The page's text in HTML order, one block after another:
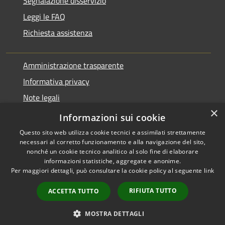
Leggi le FAQ
Richiesta assistenza
Amministrazione trasparente
Informativa privacy
Note legali
Dichiarazione di accessibilità
Accessibilità
Copyright © 2026 • Comune di
Varano Borghi • Powered by
Municipium•
Accesso
redazione
×
Informazioni sui cookie
Questo sito web utilizza cookie tecnici e assimilati strettamente
necessari al corretto funzionamento e alla navigazione del sito,
nonché un cookie tecnico analitico al solo fine di elaborare
informazioni statistiche, aggregate e anonime.
Per maggiori dettagli, può consultare la cookie policy al seguente link
ACCETTA TUTTO RIFIUTA TUTTO
MOSTRA DETTAGLI